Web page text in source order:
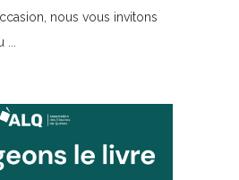
nous vous invitons